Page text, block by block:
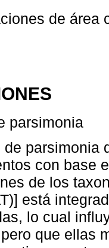
de área
parsimonia
de parsimonia
con base
de los
está
lo cual
que ellas